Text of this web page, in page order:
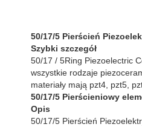
50/17/5 Pierścień
Szybki szczegół
50/17 / 5Ring Piezoelectric
wszystkie rodzaje
materiały mają pzt4, pzt5,
50/17/5 Pierścieniowy
Opis
50/17/5 Pierścień